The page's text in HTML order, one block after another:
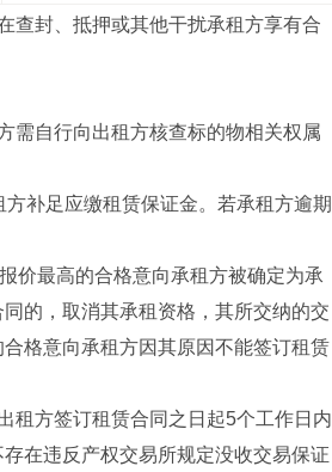
查封、抵押或其他干扰承租方享有合
需自行向出租方核查标的物相关权属
补足应缴租赁保证金。若承租方逾期
价最高的合格意向承租方被确定为承
的，取消其承租资格，其所交纳的交
格意向承租方因其原因不能签订租赁
租方签订租赁合同之日起5个工作日内
在违反产权交易所规定没收交易保证